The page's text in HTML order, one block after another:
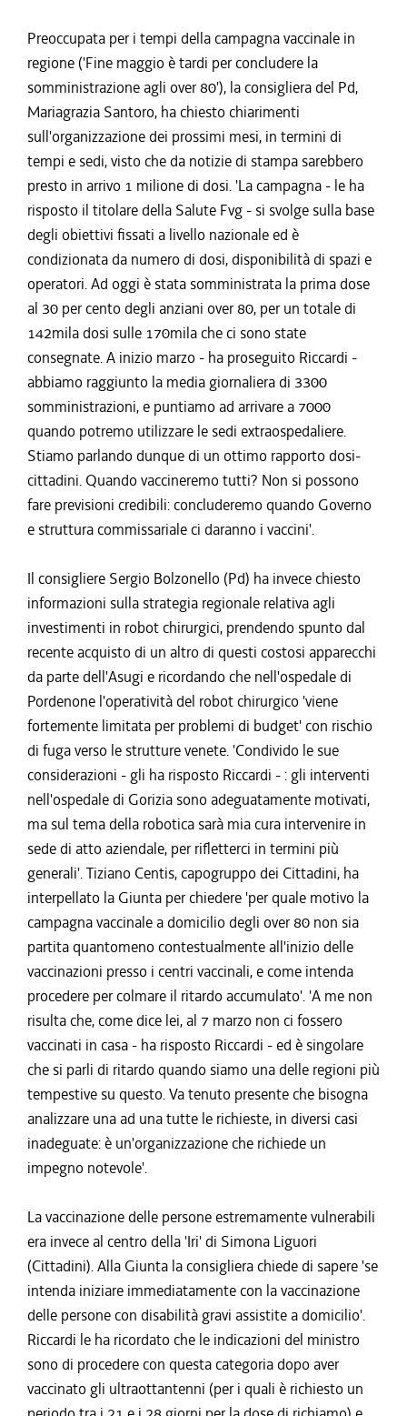
Preoccupata per i tempi della campagna vaccinale in
regione ('Fine maggio è tardi per concludere la
somministrazione agli over 80'), la consigliera del Pd,
Mariagrazia Santoro, ha chiesto chiarimenti
sull'organizzazione dei prossimi mesi, in termini di
tempi e sedi, visto che da notizie di stampa sarebbero
presto in arrivo 1 milione di dosi. 'La campagna - le ha
risposto il titolare della Salute Fvg - si svolge sulla base
degli obiettivi fissati a livello nazionale ed è
condizionata da numero di dosi, disponibilità di spazi e
operatori. Ad oggi è stata somministrata la prima dose
al 30 per cento degli anziani over 80, per un totale di
142mila dosi sulle 170mila che ci sono state
consegnate. A inizio marzo - ha proseguito Riccardi -
abbiamo raggiunto la media giornaliera di 3300
somministrazioni, e puntiamo ad arrivare a 7000
quando potremo utilizzare le sedi extraospedaliere.
Stiamo parlando dunque di un ottimo rapporto dosi-
cittadini. Quando vaccineremo tutti? Non si possono
fare previsioni credibili: concluderemo quando Governo
e struttura commissariale ci daranno i vaccini'.
Il consigliere Sergio Bolzonello (Pd) ha invece chiesto
informazioni sulla strategia regionale relativa agli
investimenti in robot chirurgici, prendendo spunto dal
recente acquisto di un altro di questi costosi apparecchi
da parte dell'Asugi e ricordando che nell'ospedale di
Pordenone l'operatività del robot chirurgico 'viene
fortemente limitata per problemi di budget' con rischio
di fuga verso le strutture venete. 'Condivido le sue
considerazioni - gli ha risposto Riccardi - : gli interventi
nell'ospedale di Gorizia sono adeguatamente motivati,
ma sul tema della robotica sarà mia cura intervenire in
sede di atto aziendale, per rifletterci in termini più
generali'. Tiziano Centis, capogruppo dei Cittadini, ha
interpellato la Giunta per chiedere 'per quale motivo la
campagna vaccinale a domicilio degli over 80 non sia
partita quantomeno contestualmente all'inizio delle
vaccinazioni presso i centri vaccinali, e come intenda
procedere per colmare il ritardo accumulato'. 'A me non
risulta che, come dice lei, al 7 marzo non ci fossero
vaccinati in casa - ha risposto Riccardi - ed è singolare
che si parli di ritardo quando siamo una delle regioni più
tempestive su questo. Va tenuto presente che bisogna
analizzare una ad una tutte le richieste, in diversi casi
inadeguate: è un'organizzazione che richiede un
impegno notevole'.
La vaccinazione delle persone estremamente vulnerabili
era invece al centro della 'Iri' di Simona Liguori
(Cittadini). Alla Giunta la consigliera chiede di sapere 'se
intenda iniziare immediatamente con la vaccinazione
delle persone con disabilità gravi assistite a domicilio'.
Riccardi le ha ricordato che le indicazioni del ministro
sono di procedere con questa categoria dopo aver
vaccinato gli ultraottantenni (per i quali è richiesto un